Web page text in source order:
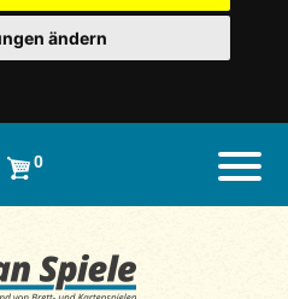
ändern
0